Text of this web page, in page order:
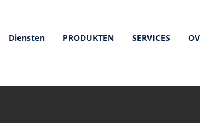
Diensten PRODUKTEN SERVICES